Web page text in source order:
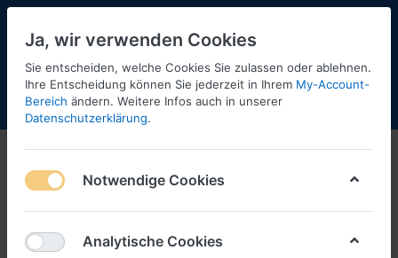
Menü Anmelden Shopaktualisierung
Ja, wir verwenden Cookies
Sie entscheiden, welche Cookies Sie zulassen oder ablehnen.
Ihre Entscheidung können Sie jederzeit in Ihrem My-Account-
Bereich ändern. Weitere Infos auch in unserer
Datenschutzerklärung.
Notwendige Cookies
Analytische Cookies